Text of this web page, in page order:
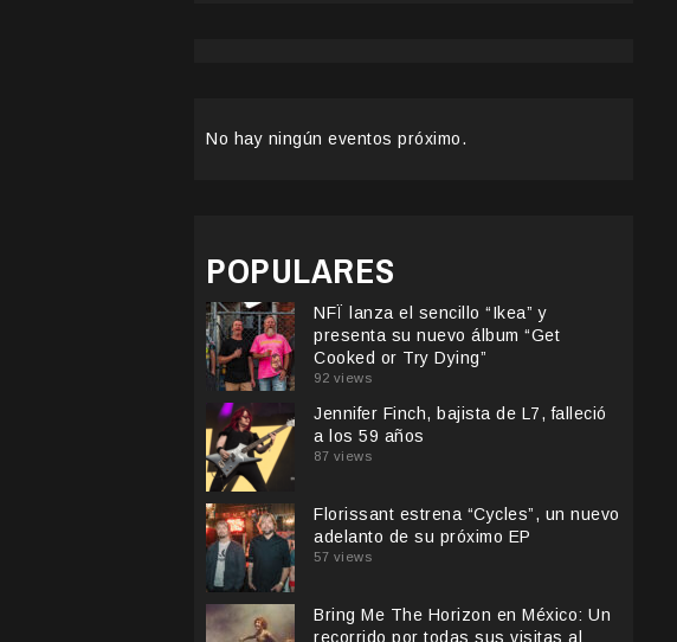
No hay ningún eventos próximo.
POPULARES
NFÏ lanza el sencillo “Ikea” y
presenta su nuevo álbum “Get
Cooked or Try Dying”
92 views
Jennifer Finch, bajista de L7, falleció
a los 59 años
87 views
Florissant estrena “Cycles”, un nuevo
adelanto de su próximo EP
57 views
Bring Me The Horizon en México: Un
recorrido por todas sus visitas al